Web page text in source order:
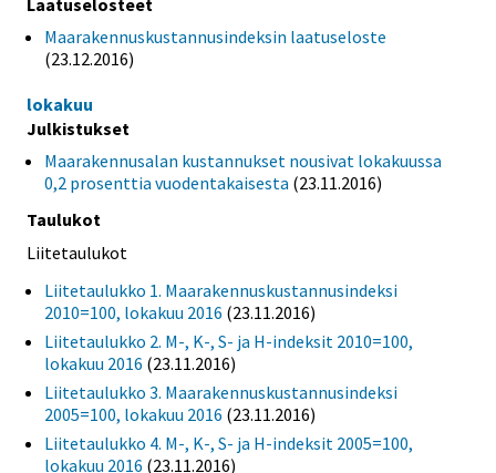
Maarakennuskustannusindeksin laatuseloste
(23.12.2016)
lokakuu
Julkistukset
Maarakennusalan kustannukset nousivat lokakuussa
0,2 prosenttia vuodentakaisesta (23.11.2016)
Taulukot
Liitetaulukot
Liitetaulukko 1. Maarakennuskustannusindeksi
2010=100, lokakuu 2016 (23.11.2016)
Liitetaulukko 2. M-, K-, S- ja H-indeksit 2010=100,
lokakuu 2016 (23.11.2016)
Liitetaulukko 3. Maarakennuskustannusindeksi
2005=100, lokakuu 2016 (23.11.2016)
Liitetaulukko 4. M-, K-, S- ja H-indeksit 2005=100,
lokakuu 2016 (23.11.2016)